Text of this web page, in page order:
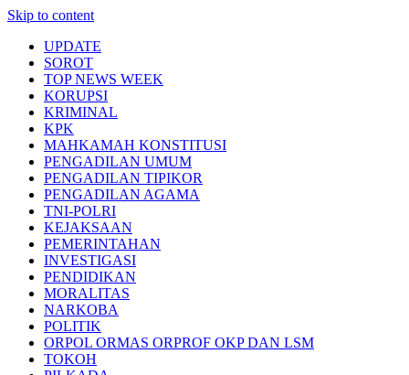
Skip to content
UPDATE
SOROT
TOP NEWS WEEK
KORUPSI
KRIMINAL
KPK
MAHKAMAH KONSTITUSI
PENGADILAN UMUM
PENGADILAN TIPIKOR
PENGADILAN AGAMA
TNI-POLRI
KEJAKSAAN
PEMERINTAHAN
INVESTIGASI
PENDIDIKAN
MORALITAS
NARKOBA
POLITIK
ORPOL ORMAS ORPROF OKP DAN LSM
TOKOH